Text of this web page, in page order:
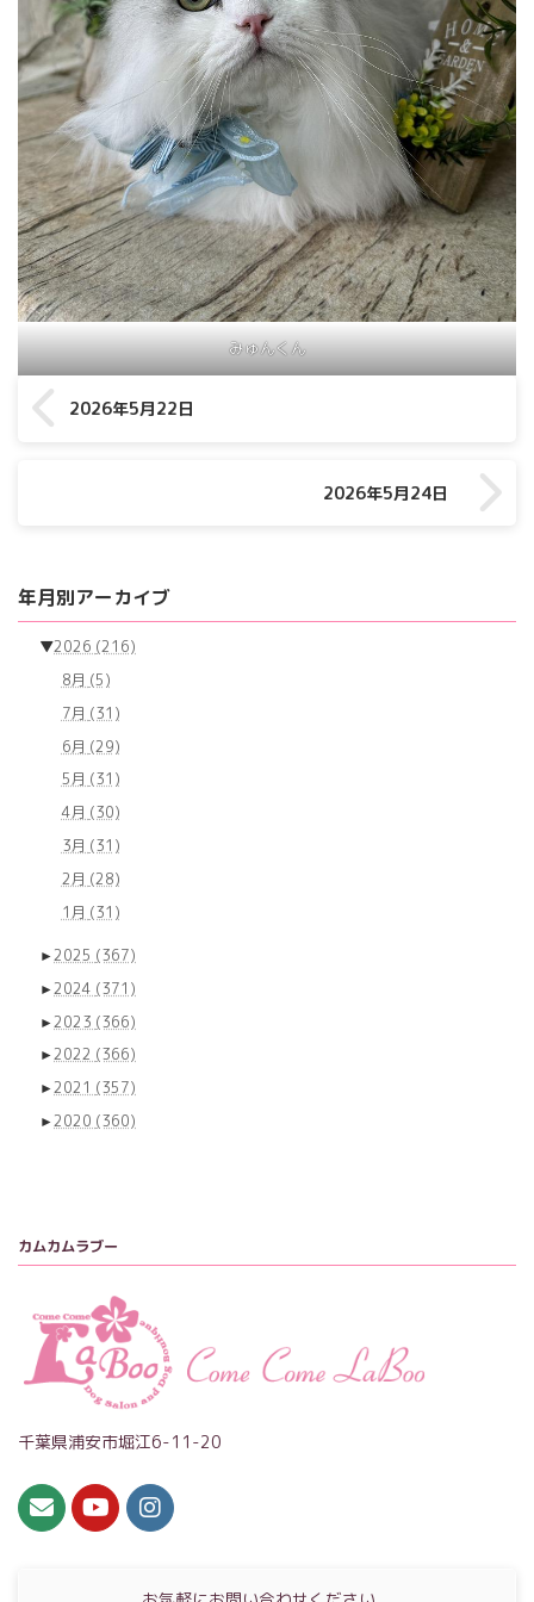
みゅんくん
2026年5月22日
2026年5月24日
年月別アーカイブ
▼2026 (216)
8月 (5)
7月 (31)
6月 (29)
5月 (31)
4月 (30)
3月 (31)
2月 (28)
1月 (31)
►2025 (367)
►2024 (371)
►2023 (366)
►2022 (366)
►2021 (357)
►2020 (360)
カムカムラブー
千葉県浦安市堀江6-11-20